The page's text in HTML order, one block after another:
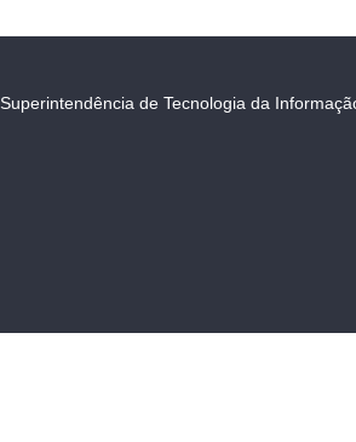
Superintendência de Tecnologia da